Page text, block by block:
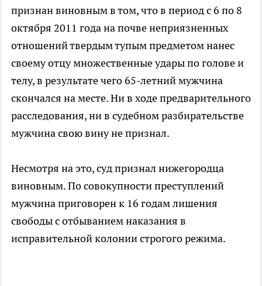
признан виновным в том, что в период с 6 по 8
октября 2011 года на почве неприязненных
отношений твердым тупым предметом нанес
своему отцу множественные удары по голове и
телу, в результате чего 65-летний мужчина
скончался на месте. Ни в ходе предварительного
расследования, ни в судебном разбирательстве
мужчина свою вину не признал.
Несмотря на это, суд признал нижегородца
виновным. По совокупности преступлений
мужчина приговорен к 16 годам лишения
свободы с отбыванием наказания в
исправительной колонии строгого режима.